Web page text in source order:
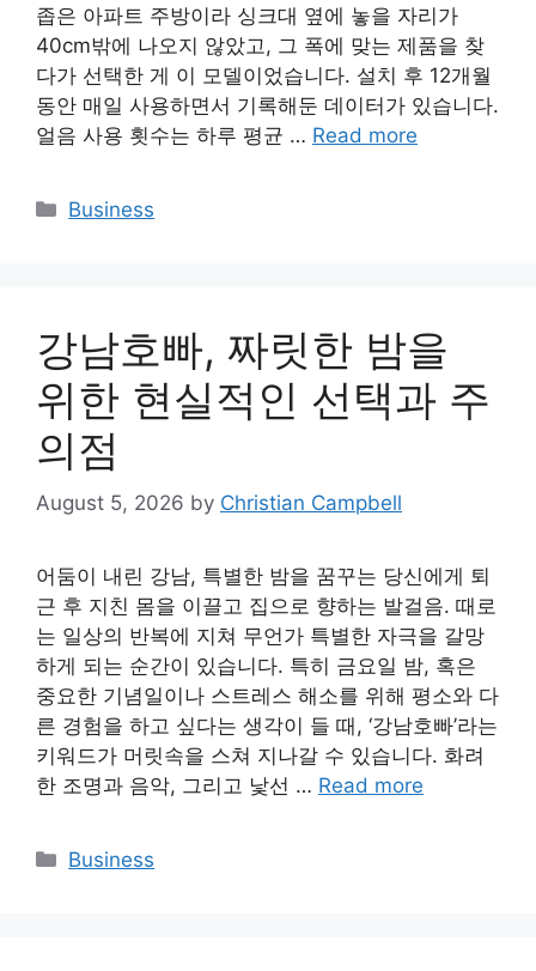
좁은 아파트 주방이라 싱크대 옆에 놓을 자리가
40cm밖에 나오지 않았고, 그 폭에 맞는 제품을 찾
다가 선택한 게 이 모델이었습니다. 설치 후 12개월
동안 매일 사용하면서 기록해둔 데이터가 있습니다.
얼음 사용 횟수는 하루 평균 … Read more
Categories
Business
강남호빠, 짜릿한 밤을
위한 현실적인 선택과 주
의점
August 5, 2026 by Christian Campbell
어둠이 내린 강남, 특별한 밤을 꿈꾸는 당신에게 퇴
근 후 지친 몸을 이끌고 집으로 향하는 발걸음. 때로
는 일상의 반복에 지쳐 무언가 특별한 자극을 갈망
하게 되는 순간이 있습니다. 특히 금요일 밤, 혹은
중요한 기념일이나 스트레스 해소를 위해 평소와 다
른 경험을 하고 싶다는 생각이 들 때, ‘강남호빠’라는
키워드가 머릿속을 스쳐 지나갈 수 있습니다. 화려
한 조명과 음악, 그리고 낯선 … Read more
Categories
Business